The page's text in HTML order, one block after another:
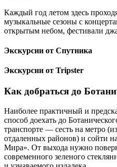
Каждый год летом здесь
музыкальные сезоны с
открытым небом, фестивали
Экскурсии от Спутника
Экскурсии от Tripster
Как добраться до
Наиболее практичный и
способ доехать до
транспорте — сесть на метро
отдаленных районов) и сойти
Мира». От выхода нужно
современного зеленого